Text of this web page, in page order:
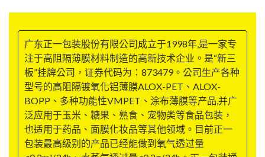
广东正一包装股份有限公司成立于1998年,是一家专
注于高阻隔薄膜材料制造的高新技术企业。是“新三
板”挂牌公司，证券代码为：873479。公司生产各种
型号的高阻隔镀氧化铝薄膜ALOX-PET、ALOX-
BOPP、多种功能性VMPET、涂布薄膜等产品,并广
泛应用于玉米、糖果、熟食、宠物类等食品包装，
也适用于药品、面膜化妆品等其他领域。目前正一
包装最高级别的产品已经能做到氧气透过量